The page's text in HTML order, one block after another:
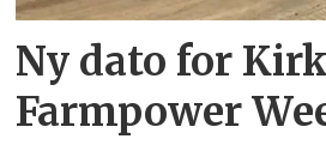
Ny dato for
Farmpower